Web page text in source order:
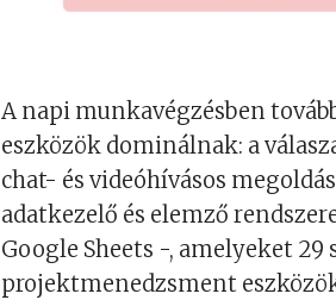
A napi munkavégzésben
eszközök dominálnak: a
chat- és videóhívásos
adatkezelő és elemző
Google Sheets -, amelyeket
projektmenedzsment